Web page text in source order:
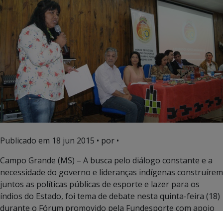
Publicado em 18 jun 2015 • por •
Campo Grande (MS) – A busca pelo diálogo constante e a
necessidade do governo e lideranças indígenas construírem
juntos as políticas públicas de esporte e lazer para os
índios do Estado, foi tema de debate nesta quinta-feira (18)
durante o Fórum promovido pela Fundesporte com apoio